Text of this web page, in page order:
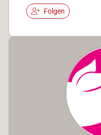
Folgen